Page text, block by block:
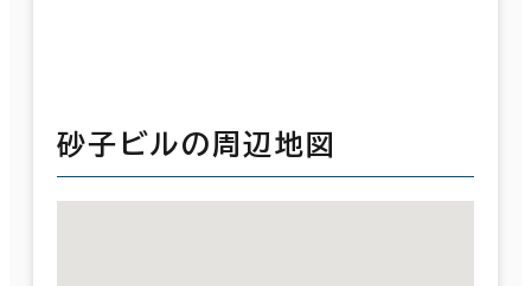
砂子ビルの周辺地図